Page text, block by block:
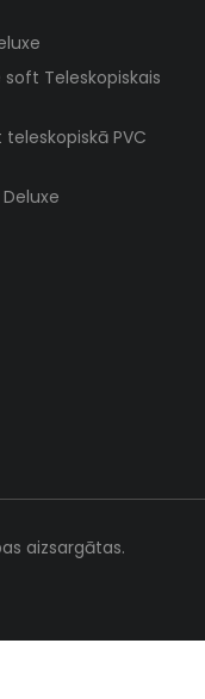
Teleskopiskais
PVC
aizsargātas.